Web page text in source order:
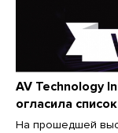
AV Technology
огласила
На прошедшей